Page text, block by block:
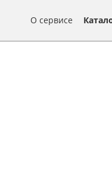
О сервисе